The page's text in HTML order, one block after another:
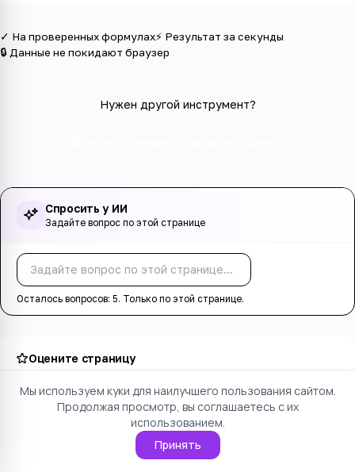
✓ На проверенных формулах⚡ Результат за секунды
🔒 Данные не покидают браузер
Нужен другой инструмент?
Спросить у ИИ
Задайте вопрос по этой странице
Осталось вопросов: 5. Только по этой странице.
Оцените страницу
Понравилось Не понравилось
Мы используем куки для наилучшего пользования сайтом.
Продолжая просмотр, вы соглашаетесь с их
использованием.
Принять